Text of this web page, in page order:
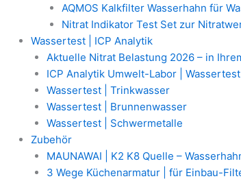
AQMOS Kalkfilter Wasserhahn für
Nitrat Indikator Test Set zur
Wassertest | ICP Analytik
Aktuelle Nitrat Belastung 2026 – in
ICP Analytik Umwelt-Labor | Wassertest
Wassertest | Trinkwasser
Wassertest | Brunnenwasser
Wassertest | Schwermetalle
Zubehör
MAUNAWAI | K2 K8 Quelle –
3 Wege Küchenarmatur | für Einbau-